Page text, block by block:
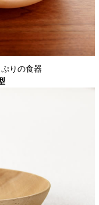
りの食器